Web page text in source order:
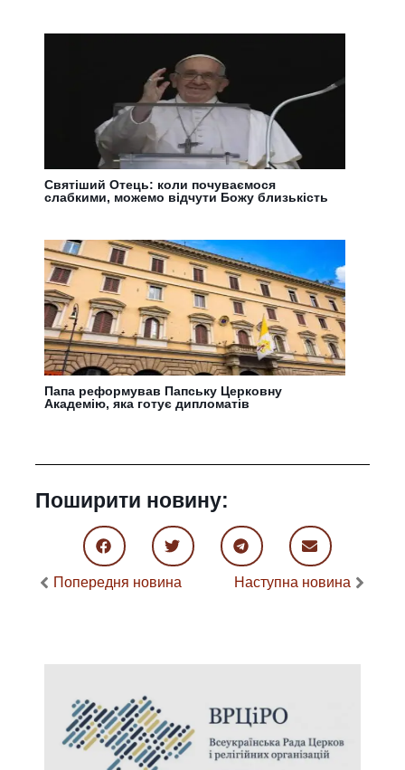
Святіший Отець: коли почуваємося
слабкими, можемо відчути Божу близькість
Папа реформував Папську Церковну
Академію, яка готує дипломатів
Поширити новину:
Попередня новина Наступна новина